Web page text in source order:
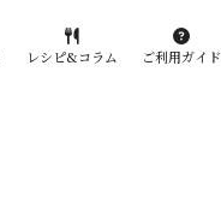
レシピ&コラム ご利用ガイド